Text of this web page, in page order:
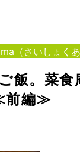
（さいしょ
飯。菜食
前編≫